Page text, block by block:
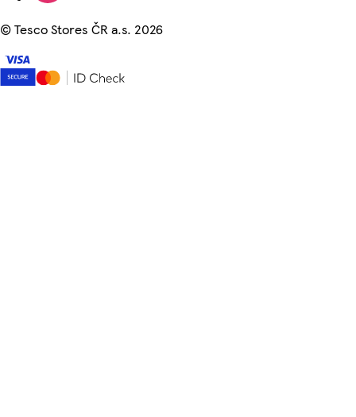
©Tesco Stores ČR a.s. 2026